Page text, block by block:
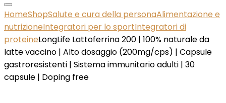
HomeShopSalute e cura della personaAlimentazione e
nutrizioneIntegratori per lo sportIntegratori di
proteineLongLife Lattoferrina 200 | 100% naturale da
latte vaccino | Alto dosaggio (200mg/cps) | Capsule
gastroresistenti | Sistema immunitario adulti | 30
capsule | Doping free